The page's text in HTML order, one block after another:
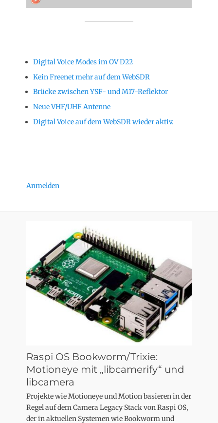
Digital Voice Modes im OV D22
Kein Freenet mehr auf dem WebSDR
Brücke zwischen YSF- und M17-Reflektor
Neue VHF/UHF Antenne
Digital Voice auf dem WebSDR wieder aktiv.
Anmelden
Raspi OS Bookworm/Trixie:
Motioneye mit „libcamerify“ und
libcamera
Projekte wie Motioneye und Motion basieren in der
Regel auf dem Camera Legacy Stack von Raspi OS,
der in aktuellen Systemen wie Bookworm und